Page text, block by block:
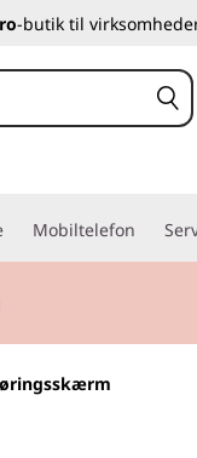
-butik til
Mobiltelefon